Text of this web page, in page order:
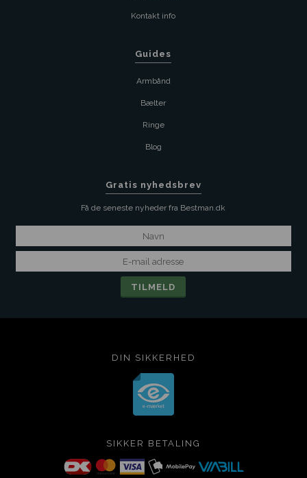
Kontakt info
Guides
Armbånd
Bælter
Ringe
Blog
Gratis nyhedsbrev
Få de seneste nyheder fra Bestman.dk
DIN SIKKERHED
SIKKER BETALING